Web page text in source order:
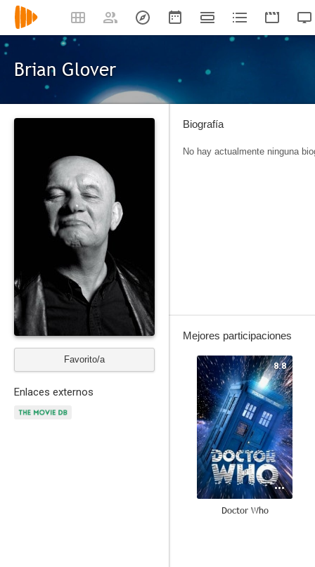
Brian Glover
Favorito/a
Enlaces externos
Biografía
No hay actualmente ninguna
Mejores participaciones
8.8
Doctor Who